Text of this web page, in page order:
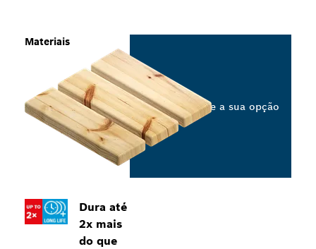
Dura até
2x mais
do que
Materiais
Selecione a sua opção